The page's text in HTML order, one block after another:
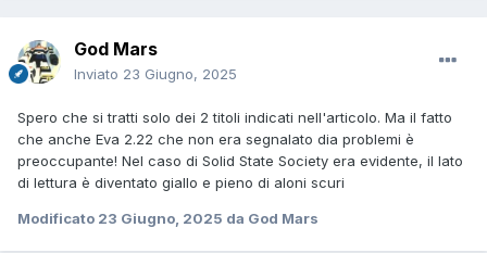
God Mars
Inviato 23 Giugno, 2025
Spero che si tratti solo dei 2 titoli indicati nell'articolo. Ma il fatto
che anche Eva 2.22 che non era segnalato dia problemi è
preoccupante! Nel caso di Solid State Society era evidente, il lato
di lettura è diventato giallo e pieno di aloni scuri
Modificato 23 Giugno, 2025 da God Mars